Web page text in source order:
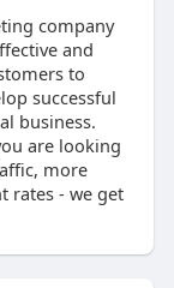
company
and
to
successful
business.
are looking
more
rates - we get